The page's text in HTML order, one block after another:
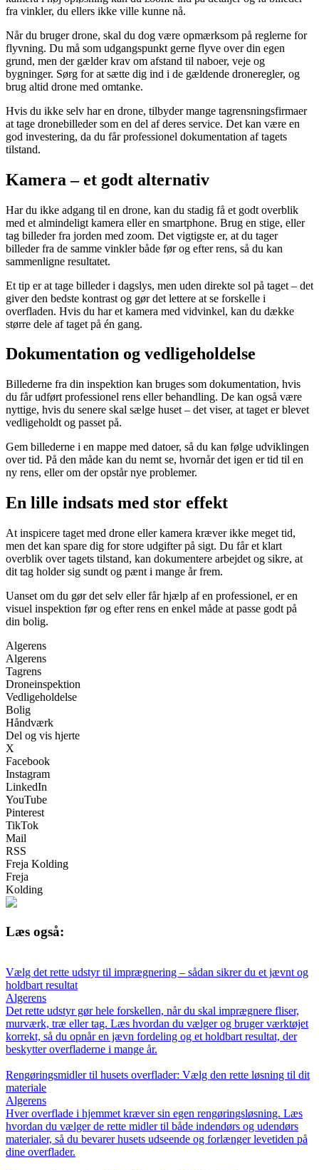
fra vinkler, du ellers ikke ville kunne nå.
Når du bruger drone, skal du dog være opmærksom på reglerne for
flyvning. Du må som udgangspunkt gerne flyve over din egen
grund, men der gælder krav om afstand til naboer, veje og
bygninger. Sørg for at sætte dig ind i de gældende droneregler, og
brug altid drone med omtanke.
Hvis du ikke selv har en drone, tilbyder mange tagrensningsfirmaer
at tage dronebilleder som en del af deres service. Det kan være en
god investering, da du får professionel dokumentation af tagets
tilstand.
Kamera – et godt alternativ
Har du ikke adgang til en drone, kan du stadig få et godt overblik
med et almindeligt kamera eller en smartphone. Brug en stige, eller
tag billeder fra jorden med zoom. Det vigtigste er, at du tager
billeder fra de samme vinkler både før og efter rens, så du kan
sammenligne resultatet.
Et tip er at tage billeder i dagslys, men uden direkte sol på taget – det
giver den bedste kontrast og gør det lettere at se forskelle i
overfladen. Hvis du har et kamera med vidvinkel, kan du dække
større dele af taget på én gang.
Dokumentation og vedligeholdelse
Billederne fra din inspektion kan bruges som dokumentation, hvis
du får udført professionel rens eller behandling. De kan også være
nyttige, hvis du senere skal sælge huset – det viser, at taget er blevet
vedligeholdt og passet på.
Gem billederne i en mappe med datoer, så du kan følge udviklingen
over tid. På den måde kan du nemt se, hvornår det igen er tid til en
ny rens, eller om der opstår nye problemer.
En lille indsats med stor effekt
At inspicere taget med drone eller kamera kræver ikke meget tid,
men det kan spare dig for store udgifter på sigt. Du får et klart
overblik over tagets tilstand, kan dokumentere arbejdet og sikre, at
dit tag holder sig sundt og pænt i mange år frem.
Uanset om du gør det selv eller får hjælp af en professionel, er en
visuel inspektion før og efter rens en enkel måde at passe godt på
din bolig.
Algerens
Algerens
Tagrens
Droneinspektion
Vedligeholdelse
Bolig
Håndværk
Del og vis hjerte
X
Facebook
Instagram
LinkedIn
YouTube
Pinterest
TikTok
Mail
RSS
Freja Kolding
Freja
Kolding
Læs også:
Vælg det rette udstyr til imprægnering – sådan sikrer du et jævnt og
holdbart resultat
Algerens
Det rette udstyr gør hele forskellen, når du skal imprægnere fliser,
murværk, træ eller tag. Læs hvordan du vælger og bruger værktøjet
korrekt, så du opnår en jævn fordeling og et holdbart resultat, der
beskytter overfladerne i mange år.
Rengøringsmidler til husets overflader: Vælg den rette løsning til dit
materiale
Algerens
Hver overflade i hjemmet kræver sin egen rengøringsløsning. Læs
hvordan du vælger de rette midler til både indendørs og udendørs
materialer, så du bevarer husets udseende og forlænger levetiden på
dine overflader.